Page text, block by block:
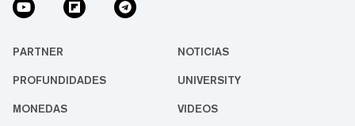
PARTNER NOTICIAS
PROFUNDIDADES UNIVERSITY
MONEDAS VIDEOS